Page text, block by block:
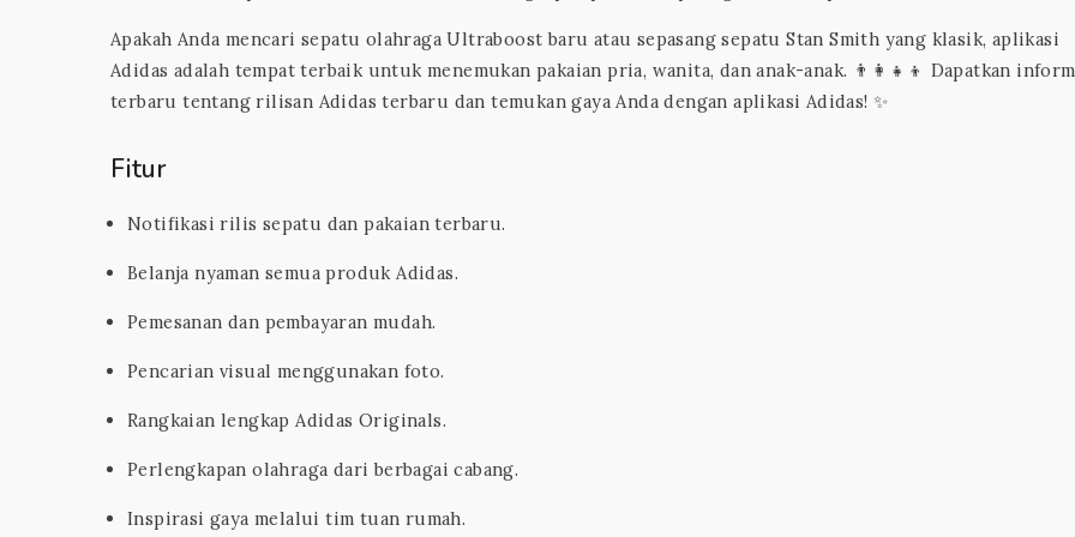
Apakah Anda mencari sepatu olahraga Ultraboost baru atau sepasang sepatu Stan Smith yang klasik, aplikasi
Adidas adalah tempat terbaik untuk menemukan pakaian pria, wanita, dan anak-anak. 👨‍👩‍👧‍👦 Dapatkan
terbaru tentang rilisan Adidas terbaru dan temukan gaya Anda dengan aplikasi Adidas! ✨
Fitur
Notifikasi rilis sepatu dan pakaian terbaru.
Belanja nyaman semua produk Adidas.
Pemesanan dan pembayaran mudah.
Pencarian visual menggunakan foto.
Rangkaian lengkap Adidas Originals.
Perlengkapan olahraga dari berbagai cabang.
Inspirasi gaya melalui tim tuan rumah.